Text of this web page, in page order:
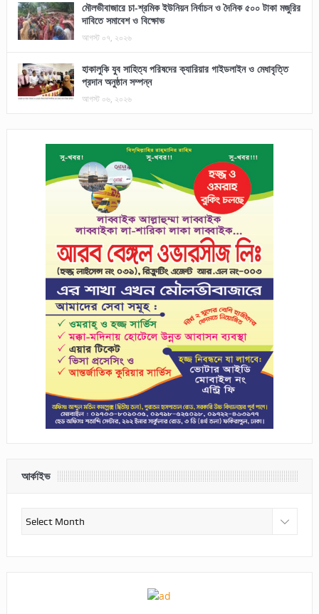
মৌলভীবাজারে চা-শ্রমিক ইউনিয়ন নির্বাচন ও দৈনিক ৫০০ টাকা মজুরির
দাবিতে সমাবেশ ও বিক্ষোভ
আগস্ট ০৭, ২০২৬
হাকালুকি যুব সাহিত্য পরিষদের ক্যারিয়ার গাইডলাইন ও মেধাবৃত্তি
প্রদান অনুষ্ঠান সম্পন্ন
আগস্ট ০৬, ২০২৬
আর্কাইভ
আর্কাইভ